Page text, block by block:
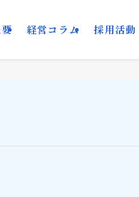
経営コラム 採用活動